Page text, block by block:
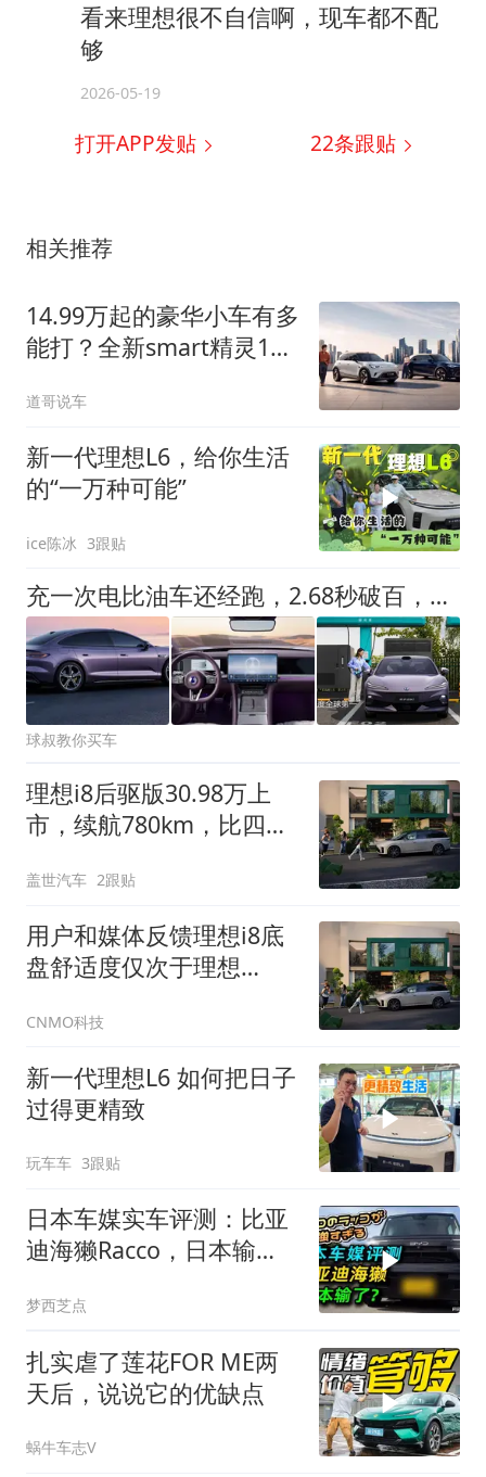
看来理想很不自信啊，现车都不配
够
2026-05-19
打开APP发贴 22条跟贴
相关推荐
14.99万起的豪华小车有多
能打？全新smart精灵1号
道哥说车
新一代理想L6，给你生活
的“一万种可能”
ice陈冰 3跟贴
充一次电比油车还经跑，2.68秒破百，国产纯电轿车天花板预售！
球叔教你买车
理想i8后驱版30.98万上
市，续航780km，比四驱
盖世汽车 2跟贴
用户和媒体反馈理想i8底
盘舒适度仅次于理想
CNMO科技
新一代理想L6 如何把日子
过得更精致
玩车车 3跟贴
日本车媒实车评测：比亚
迪海獭Racco，日本输
梦西芝点
扎实虐了莲花FOR ME两
天后，说说它的优缺点
蜗牛车志V